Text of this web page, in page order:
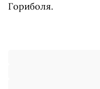
Гориболя.